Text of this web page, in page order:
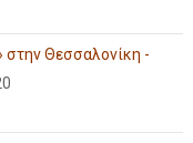
Θεσσαλονίκη -